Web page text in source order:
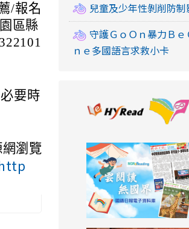
/報名
區縣
要時
瀏覽
兒童及少年性剝削防制
守護ＧｏＯｎ暴力Ｂｅ
ｎｅ多國語言求救小卡